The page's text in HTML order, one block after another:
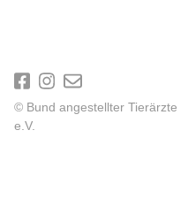
© Bund angestellter Tierärzte
e.V.